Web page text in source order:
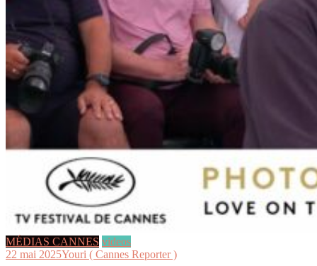
MÉDIAS CANNES videos
22 mai 2025Youri ( Cannes Reporter )